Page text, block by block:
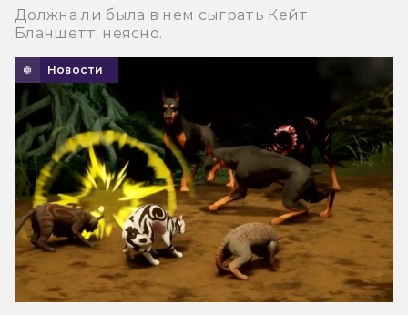
Должна ли была в нем сыграть Кейт
Бланшетт, неясно.
Новости